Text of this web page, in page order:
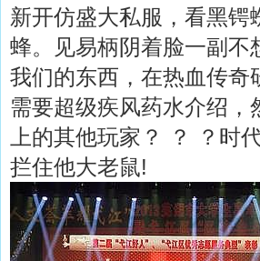
新开仿盛大私服，看黑
蜂。见易柄阴着脸一副不
我们的东西，在热血传奇
需要超级疾风药水介绍
上的其他玩家？ ？ ？
拦住他大老鼠!